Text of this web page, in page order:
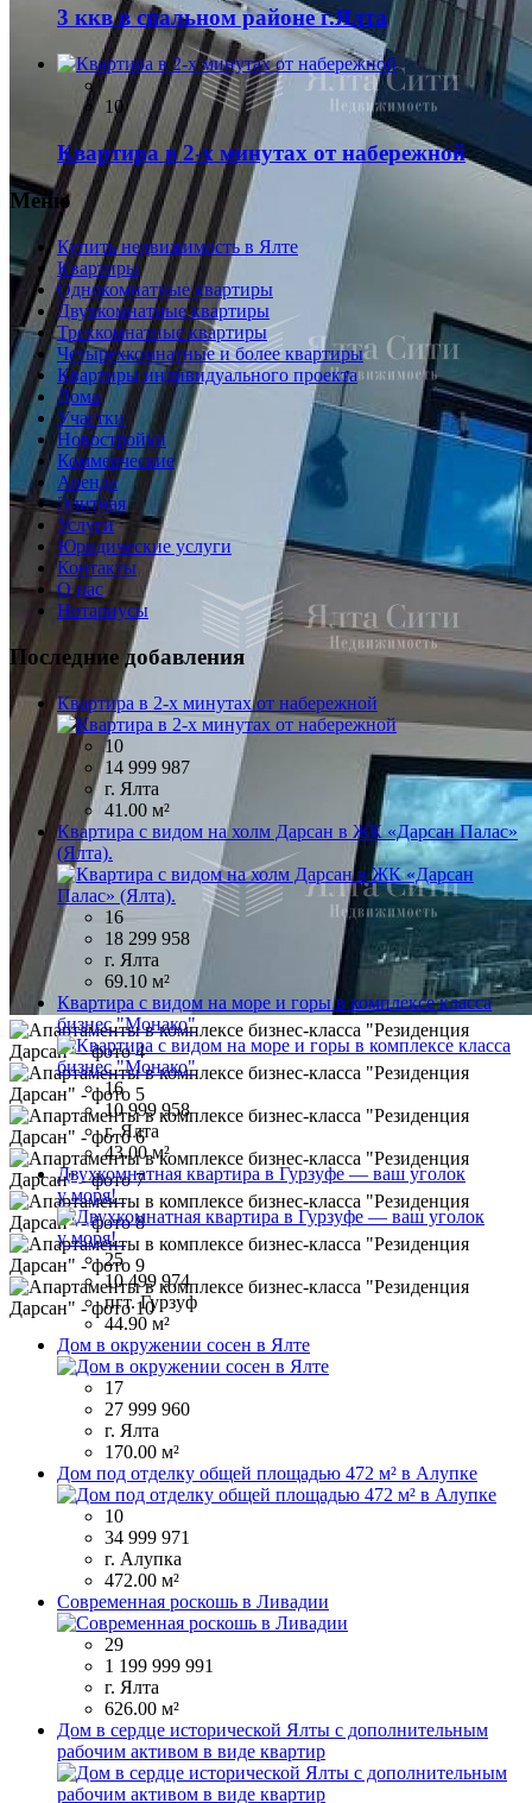
3 ккв в спальном районе г.Ялта
10
Квартира в 2-х минутах от набережной
Меню
Купить недвижимость в Ялте
Квартиры
Однокомнатные квартиры
Двухкомнатные квартиры
Трехкомнатные квартиры
Четырехкомнатные и более квартиры
Квартиры индивидуального проекта
Дома
Участки
Новостройки
Коммерческие
Аренда
Элитная
Услуги
Юридические услуги
Контакты
О нас
Нотариусы
Последние добавления
Квартира в 2-х минутах от набережной
10
14 999 987
г. Ялта
41.00 м²
Квартира с видом на холм Дарсан в ЖК «Дарсан Палас»
(Ялта).
16
18 299 958
г. Ялта
69.10 м²
Квартира с видом на море и горы в комплексе класса
бизнес "Монако"
16
10 999 958
г. Ялта
43.00 м²
Двухкомнатная квартира в Гурзуфе — ваш уголок
у моря!
25
10 499 974
пгт. Гурзуф
44.90 м²
Дом в окружении сосен в Ялте
17
27 999 960
г. Ялта
170.00 м²
Дом под отделку общей площадью 472 м² в Алупке
10
34 999 971
г. Алупка
472.00 м²
Современная роскошь в Ливадии
29
1 199 999 991
г. Ялта
626.00 м²
Дом в сердце исторической Ялты с дополнительным
рабочим активом в виде квартир